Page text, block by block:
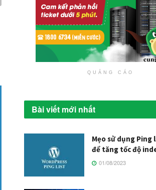
QUẢNG CÁO
Bài viết mới nhất
Mẹo sử dụng Ping
để tăng tốc độ
01/08/2023